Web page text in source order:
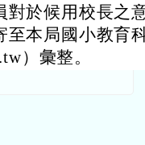
對於候用校長之
至本局國小教育
）彙整。